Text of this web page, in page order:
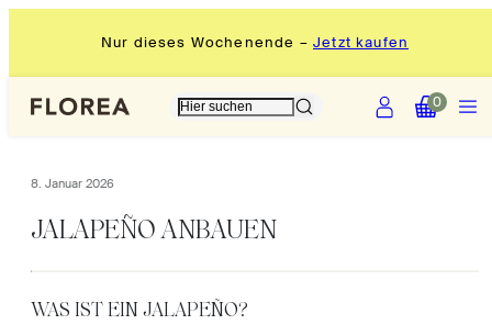
VERSAND FÜR SAMEN Nur
Konto
Meinen
Warenkorb
Meinen
Warenkorb
0
8. Januar 2026
JALAPEÑO ANBAUEN
WAS IST EIN JALAPEÑO?